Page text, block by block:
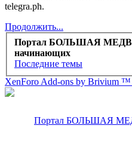
telegra.ph.
Продолжить...
Портал БОЛЬШАЯ
начинающих
Последние темы
XenForo Add-ons by Brivium